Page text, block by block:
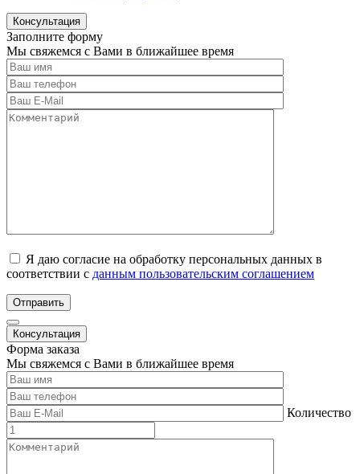
Консультация
Заполните форму
Мы свяжемся с Вами в ближайшее время
Я даю согласие на обработку персональных данных в
соответствии с данным пользовательским соглашением
Отправить
Консультация
Форма заказа
Мы свяжемся с Вами в ближайшее время
Количество